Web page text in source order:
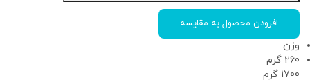
افزودن محصول به مقایسه
وزن
260 گرم
1700 گرم